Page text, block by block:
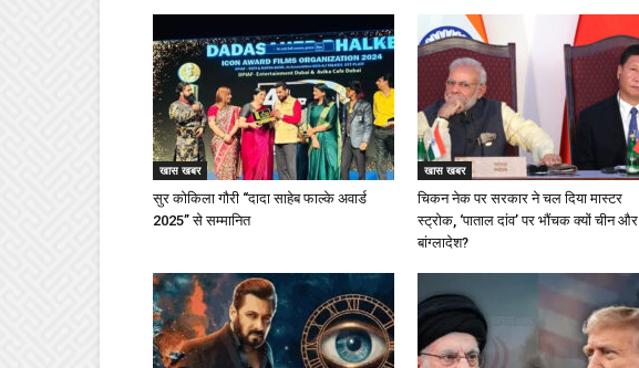
खास खबर
सुर कोकिला गौरी “दादा साहेब फाल्के अवार्ड
2025” से सम्मानित
खास खबर
चिकन नेक पर सरकार ने चल दिया मास्टर
स्ट्रोक, ‘पाताल दांव’ पर भौंचक क्यों चीन और
बांग्लादेश?